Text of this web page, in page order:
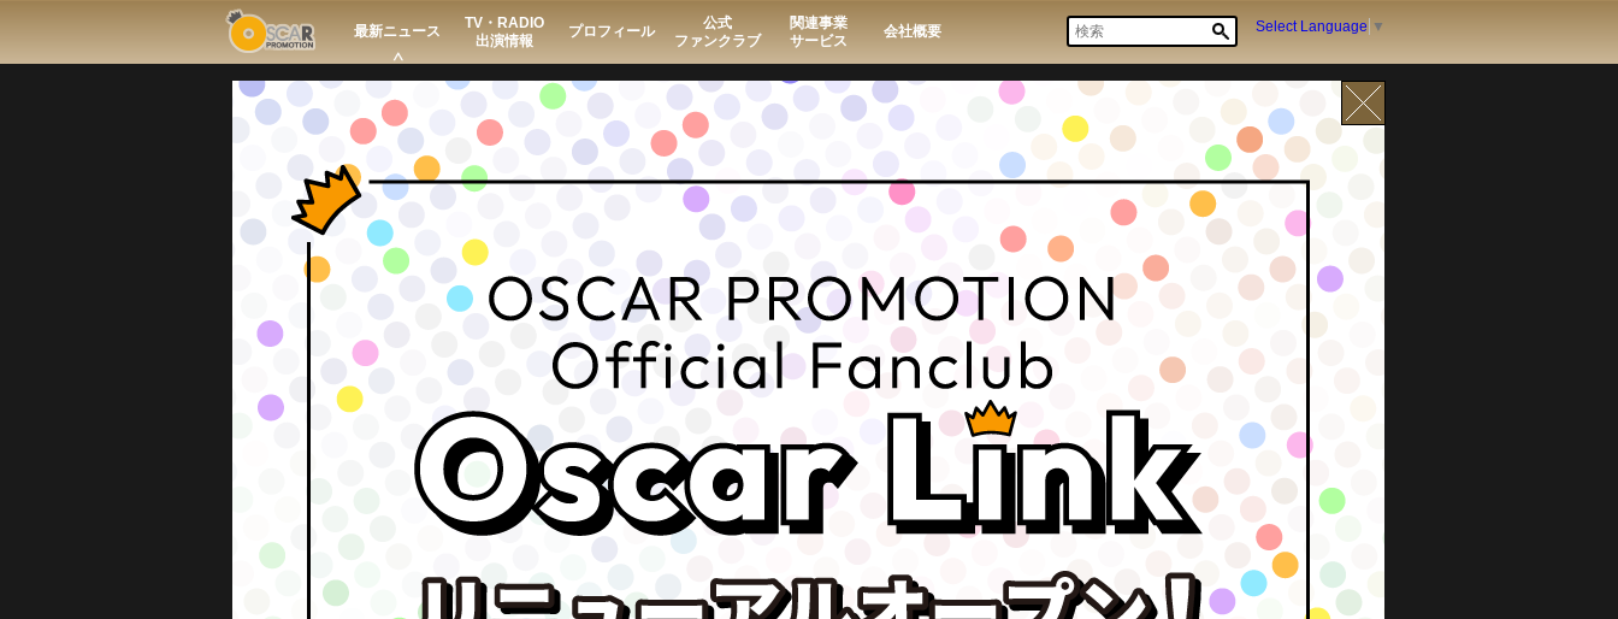
最新ニュース
TV・RADIO
出演情報
プロフィール
公式
ファンクラブ
関連事業
サービス
会社概要 Select Language ▼